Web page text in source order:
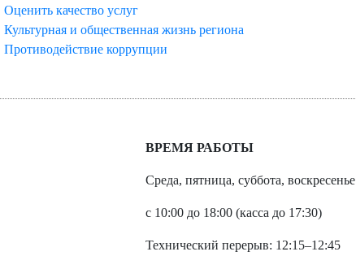
Оценить качество услуг
Культурная и общественная жизнь региона
Противодействие коррупции
ВРЕМЯ РАБОТЫ
Среда, пятница, суббота, воскресенье
с 10:00 до 18:00 (касса до 17:30)
Технический перерыв: 12:15–12:45